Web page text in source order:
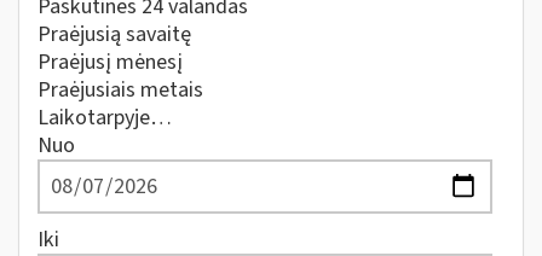
Paskutines 24 valandas
Praėjusią savaitę
Praėjusį mėnesį
Praėjusiais metais
Laikotarpyje…
Nuo
Iki